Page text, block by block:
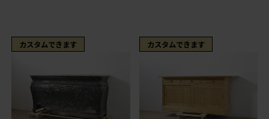
カスタムできます カスタムできます